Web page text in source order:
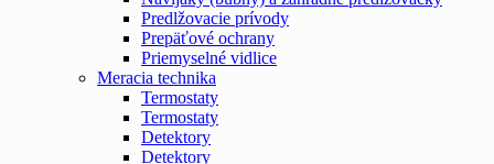
Predlžovacie prívody
Prepäťové ochrany
Priemyselné vidlice
Meracia technika
Termostaty
Termostaty
Detektory
Detektory